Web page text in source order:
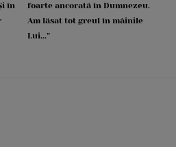
în
foarte ancorată în Dumnezeu.
Am lăsat tot greul în mâinile
Lui...”